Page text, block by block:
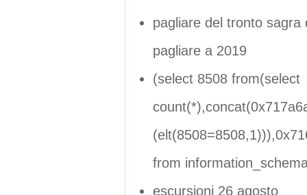
pagliare del tronto sagra
pagliare a 2019
(select 8508 from(select
from
escursioni 26 agosto